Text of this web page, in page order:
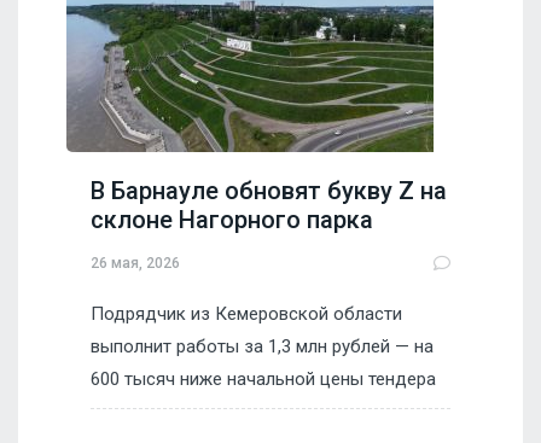
В Барнауле обновят букву Z на
склоне Нагорного парка
26 мая, 2026
Подрядчик из Кемеровской области
выполнит работы за 1,3 млн рублей — на
600 тысяч ниже начальной цены тендера